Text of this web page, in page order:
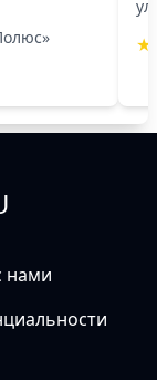
★
нами